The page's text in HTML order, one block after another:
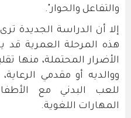
والتفاعل والحوار".
إلا أن الدراسة الجديدة
هذه المرحلة العمرية
الأضرار المحتملة، منها
ووالديه أو مقدمي
للعب البدني مع
المهارات اللغوية.